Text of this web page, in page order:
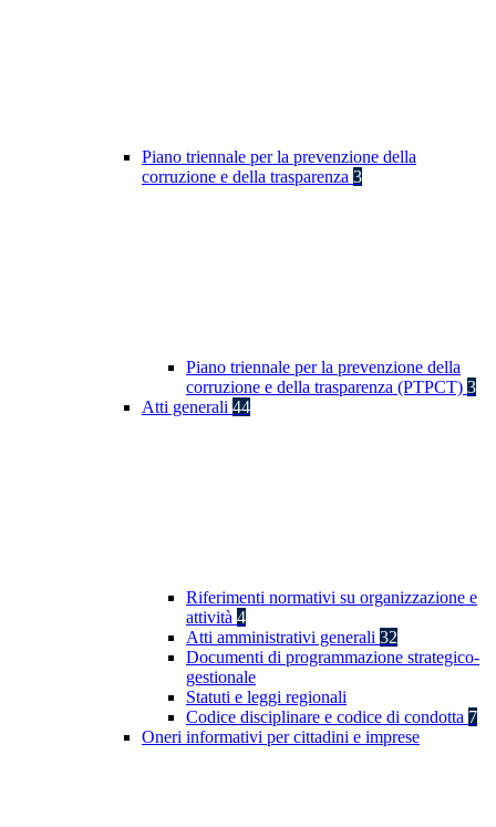
Piano triennale per la prevenzione della
corruzione e della trasparenza 3
Piano triennale per la prevenzione della
corruzione e della trasparenza (PTPCT) 3
Atti generali 44
Riferimenti normativi su organizzazione e
attività 4
Atti amministrativi generali 32
Documenti di programmazione strategico-
gestionale
Statuti e leggi regionali
Codice disciplinare e codice di condotta 7
Oneri informativi per cittadini e imprese